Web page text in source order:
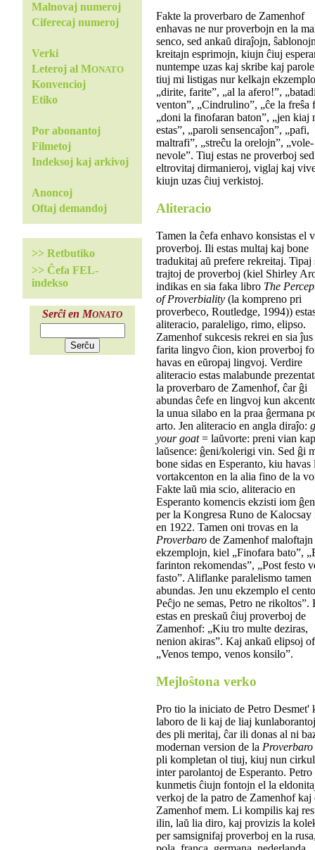
Malnovaj numeroj
Ciferecaj numeroj
Verki
Leteroj al MONATO
Konvencioj
Etiko
Por abonantoj
Filmetoj
Indeksoj kaj arkivoj
Anoncoj
Oftaj demandoj
>> Retbutiko
>> Ĉefa FEL-
indekso
Serĉi en MONATO
Fakte la proverbaro de Zamenhof
enhavas ne nur proverbojn en la
senco, sed ankaŭ diraĵojn,
kreitajn esprimojn, kiujn ĉiuj
nuntempe uzas kaj skribe kaj
tiuj mi listigas nur kelkajn
„dirite, farite”, „al la afero!”,
venton”, „Cindrulino”, „ĉe la freŝa
„doni la finofaran baton”, „jen kiaj
estas”, „paroli sensencaĵon”, „pafi,
maltrafi”, „streĉu la orelojn”, „vole-
nevole”. Tiuj estas ne proverboj
eltrovitaj dirmanieroj, viglaj kaj
kiujn uzas ĉiuj verkistoj.
Aliteracio
Tamen la ĉefa enhavo konsistas el
proverboj. Ili estas multaj kaj bone
tradukitaj aŭ prefere rekreitaj. Tipaj
trajtoj de proverboj (kiel Shirley
indikas en sia faka libro The
of Proverbiality (la kompreno pri
proverbeco, Routledge, 1994))
aliteracio, paraleligo, rimo, elipso.
Zamenhof sukcesis rekrei en sia ĵus
farita lingvo ĉion, kion proverboj
havas en eŭropaj lingvoj. Verdire
aliteracio estas malabunde
la proverbaro de Zamenhof, ĉar ĝi
abundas ĉefe en lingvoj kun
la unua silabo en la praa ĝermana
arto. Jen aliteracio en angla diraĵo:
your goat= laŭvorte: preni vian
laŭsence: ĝeni/kolerigi vin. Sed ĝi
bone sidas en Esperanto, kiu havas
vortakcenton en la alia fino de la
Fakte laŭ mia scio, aliteracio en
Esperanto komencis ekzisti iom
per la Kongresa Runo de Kalocsay
en 1922. Tamen oni trovas en la
Proverbaro de Zamenhof maloftajn
ekzemplojn, kiel „Finofara bato”,
farinton rekomendas”, „Post festo
fasto”. Aliflanke paralelismo tamen
abundas. Jen unu ekzemplo el
Peĉjo ne semas, Petro ne rikoltos”.
estas en preskaŭ ĉiuj proverboj de
Zamenhof: „Kiu tro multe deziras,
nenion akiras”. Kaj ankaŭ elipsoj
„Venos tempo, venos konsilo”.
Mejloŝtona verko
Pro tio la iniciato de Petro Desmet'
laboro de li kaj de liaj
des pli meritaj, ĉar ili donas al ni
modernan version de la Proverbaro
pli kompletan ol tiuj, kiuj nun
inter parolantoj de Esperanto. Petro
kunmetis ĉiujn fontojn el la
verkoj de la patro de Zamenhof kaj
Zamenhof mem. Li kompilis kaj
ilin, laŭ lia diro, kaj provizis la
per samsignifaj proverboj en la